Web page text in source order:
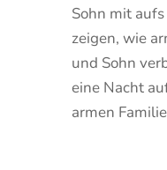
Sohn mit
zeigen, wie
und Sohn
eine Nacht
armen